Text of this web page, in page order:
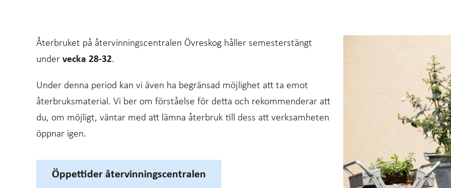
Återbruket på återvinningscentralen Övreskog håller semesterstängt
under vecka 28-32.
Under denna period kan vi även ha begränsad möjlighet att ta emot
återbruksmaterial. Vi ber om förståelse för detta och rekommenderar att
du, om möjligt, väntar med att lämna återbruk till dess att verksamheten
öppnar igen.
Öppettider återvinningscentralen